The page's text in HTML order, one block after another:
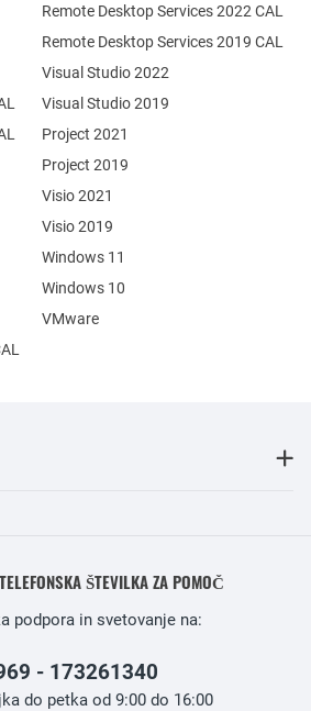
Remote Desktop Services 2022 CAL
Remote Desktop Services 2019 CAL
Visual Studio 2022
Visual Studio 2019
Project 2021
Project 2019
Visio 2021
Visio 2019
Windows 11
Windows 10
VMware
ŠTEVILKA ZA POMOČ
podpora in svetovanje na:
- 173261340
do petka od 9:00 do 16:00